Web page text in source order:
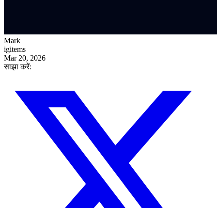
Mark
igitems
Mar 20, 2026
साझा करें: